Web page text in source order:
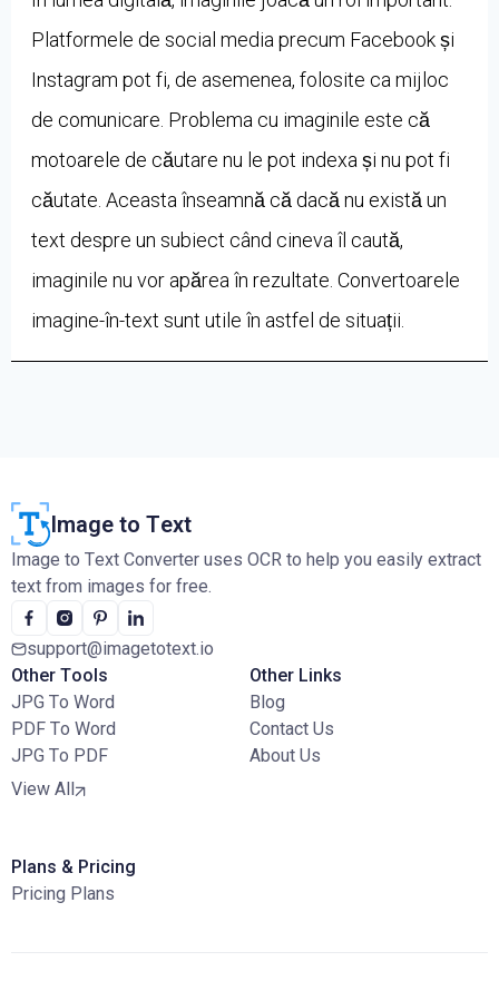
Platformele de social media precum Facebook și
Instagram pot fi, de asemenea, folosite ca mijloc
de comunicare. Problema cu imaginile este că
motoarele de căutare nu le pot indexa și nu pot fi
căutate. Aceasta înseamnă că dacă nu există un
text despre un subiect când cineva îl caută,
imaginile nu vor apărea în rezultate. Convertoarele
imagine-în-text sunt utile în astfel de situații.
Image to Text
Image to Text Converter uses OCR to help you easily extract
text from images for free.
support@imagetotext.io
Other Tools
JPG To Word
PDF To Word
JPG To PDF
View All
Other Links
Blog
Contact Us
About Us
Plans & Pricing
Pricing Plans